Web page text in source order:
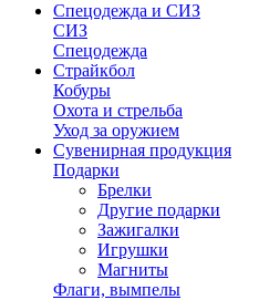
Спецодежда и СИЗ
СИЗ
Спецодежда
Страйкбол
Кобуры
Охота и стрельба
Уход за оружием
Сувенирная продукция
Подарки
Брелки
Другие подарки
Зажигалки
Игрушки
Магниты
Флаги, вымпелы